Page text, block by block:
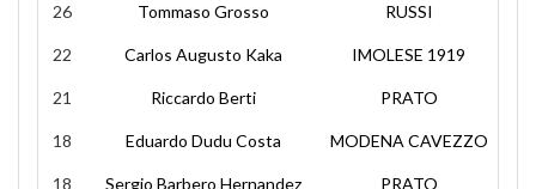
26 Tommaso Grosso RUSSI
22 Carlos Augusto Kaka IMOLESE 1919
21 Riccardo Berti PRATO
18 Eduardo Dudu Costa MODENA CAVEZZO
18 Sergio Barbero Hernandez PRATO